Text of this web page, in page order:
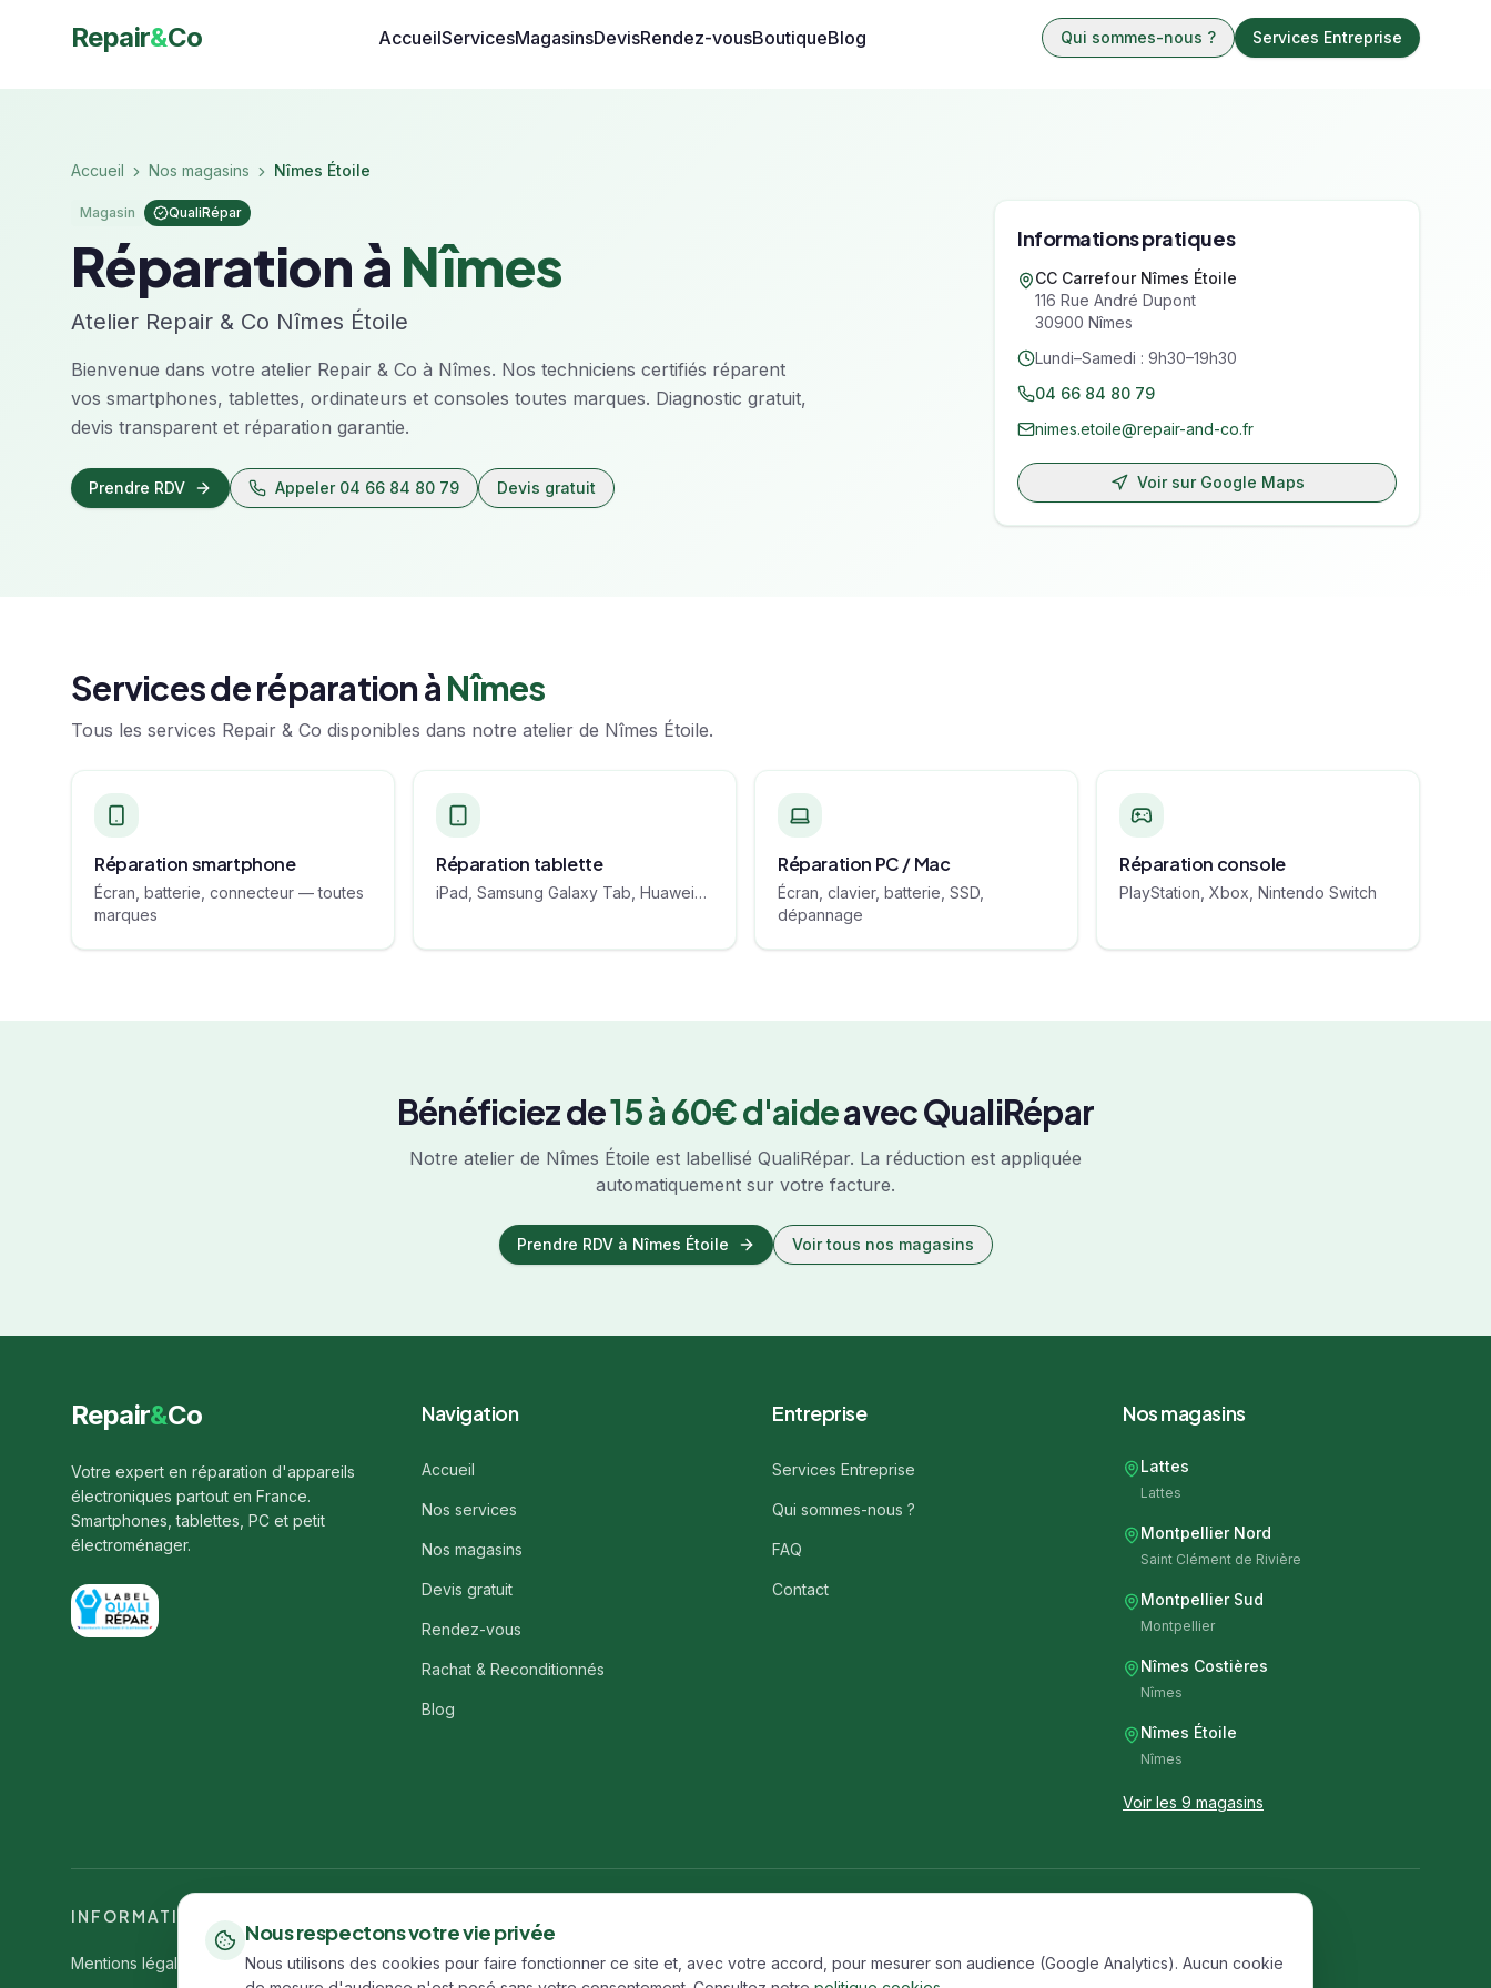
Repair&Co AccueilServicesMagasinsDevisRendez-vousBoutiqueBlog Qui sommes-nous ? Services Entreprise
Accueil Nos magasins Nîmes Étoile
Magasin QualiRépar
Réparation àNîmes
Atelier Repair & Co Nîmes Étoile
Bienvenue dans votre atelier Repair & Co à Nîmes. Nos techniciens certifiés réparent
vos smartphones, tablettes, ordinateurs et consoles toutes marques. Diagnostic gratuit,
devis transparent et réparation garantie.
Prendre RDV Appeler 04 66 84 80 79 Devis gratuit
Informations pratiques
CC Carrefour Nîmes Étoile
116 Rue André Dupont
30900 Nîmes
Lundi–Samedi : 9h30–19h30
04 66 84 80 79
nimes.etoile@repair-and-co.fr
Voir sur Google Maps
Services de réparation àNîmes
Tous les services Repair & Co disponibles dans notre atelier de Nîmes Étoile.
Réparation smartphone
Écran, batterie, connecteur — toutes
marques
Réparation tablette
iPad, Samsung Galaxy Tab, Huawei…
Réparation PC / Mac
Écran, clavier, batterie, SSD,
dépannage
Réparation console
PlayStation, Xbox, Nintendo Switch
Bénéficiez de15 à 60€ d'aideavec QualiRépar
Notre atelier de Nîmes Étoile est labellisé QualiRépar. La réduction est appliquée
automatiquement sur votre facture.
Prendre RDV à Nîmes Étoile Voir tous nos magasins
Repair&Co
Votre expert en réparation d'appareils
électroniques partout en France.
Smartphones, tablettes, PC et petit
électroménager.
Navigation
Accueil
Nos services
Nos magasins
Devis gratuit
Rendez-vous
Rachat & Reconditionnés
Blog
Entreprise
Services Entreprise
Qui sommes-nous ?
FAQ
Contact
Nos magasins
Lattes
Lattes
Montpellier Nord
Saint Clément de Rivière
Montpellier Sud
Montpellier
Nîmes Costières
Nîmes
Nîmes Étoile
Nîmes
Voir les 9 magasins
INFORMATIONS LÉGALES
Mentions légales Politique de confidentialitéPolitique de gestion des cookiesGérer mes cookies
Nous respectons votre vie privée
Nous utilisons des cookies pour faire fonctionner ce site et, avec votre accord, pour mesurer son audience (Google Analytics). Aucun cookie